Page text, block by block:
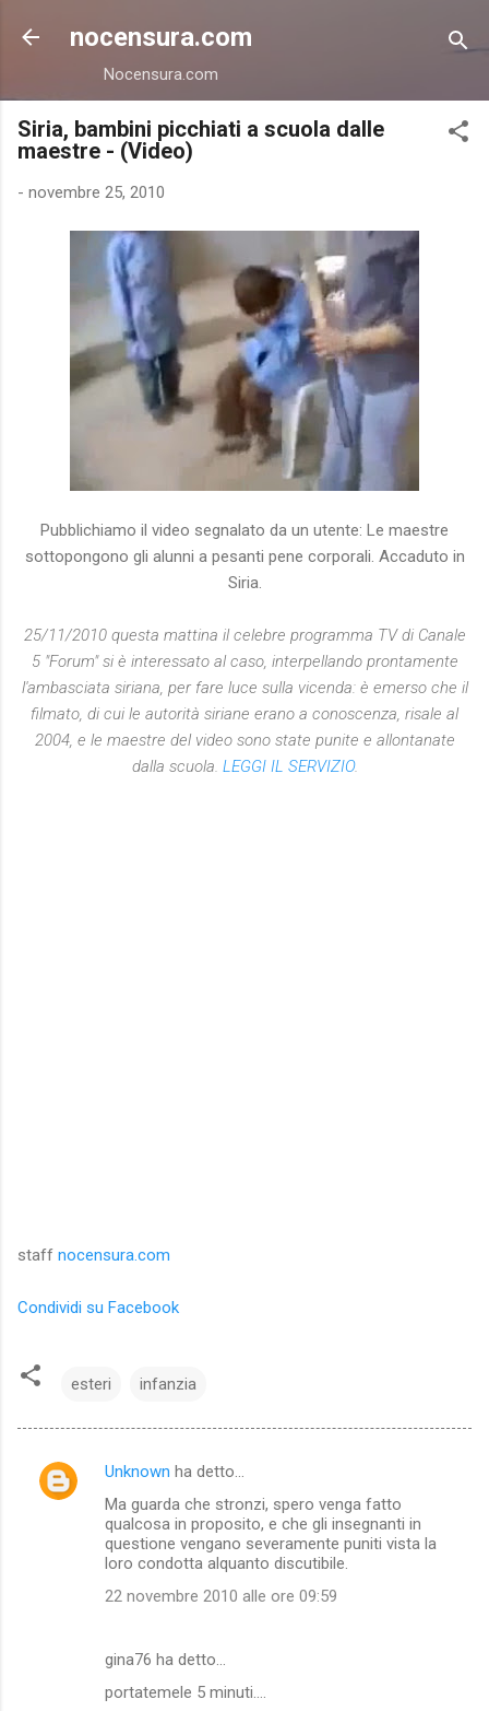
Passa ai contenuti principali
nocensura.com
Nocensura.com
Siria, bambini picchiati a scuola dalle
maestre - (Video)
- novembre 25, 2010
Pubblichiamo il video segnalato da un utente: Le maestre
sottopongono gli alunni a pesanti pene corporali. Accaduto in
Siria.
25/11/2010 questa mattina il celebre programma TV di Canale
5 "Forum" si è interessato al caso, interpellando prontamente
l'ambasciata siriana, per fare luce sulla vicenda: è emerso che il
filmato, di cui le autorità siriane erano a conoscenza, risale al
2004, e le maestre del video sono state punite e allontanate
dalla scuola. LEGGI IL SERVIZIO.
staff nocensura.com
Condividi su Facebook
esteri infanzia
C
Unknown ha detto…
Ma guarda che stronzi, spero venga fatto
qualcosa in proposito, e che gli insegnanti in
questione vengano severamente puniti vista la
loro condotta alquanto discutibile.
22 novembre 2010 alle ore 09:59
gina76 ha detto…
portatemele 5 minuti....